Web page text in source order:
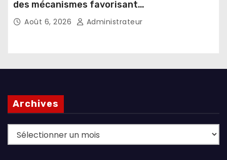
des mécanismes favorisant
l’investissement dans les pays d’origine
Août 6, 2026 Administrateur
Archives
Archives